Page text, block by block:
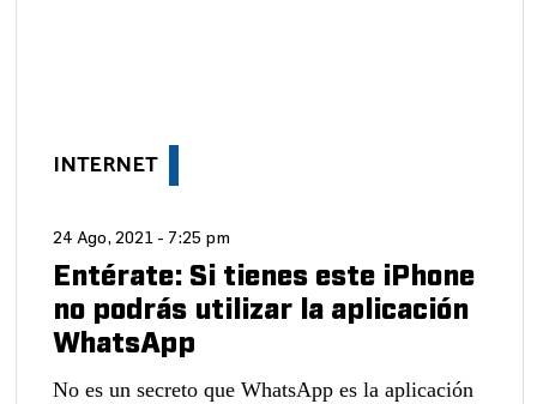
INTERNET
24 Ago, 2021 - 7:25 pm
Entérate: Si tienes este iPhone
no podrás utilizar la aplicación
WhatsApp
No es un secreto que WhatsApp es la aplicación